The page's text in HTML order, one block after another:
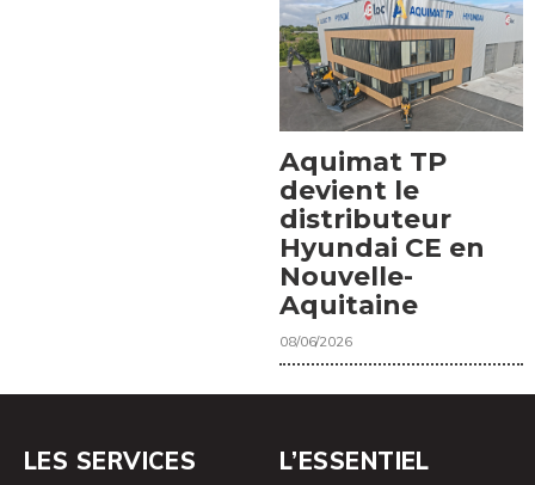
Aquimat TP
devient le
distributeur
Hyundai CE en
Nouvelle-
Aquitaine
08/06/2026
LES SERVICES L’ESSENTIEL